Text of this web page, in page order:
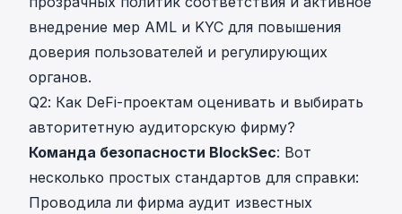
внедрение мер AML и KYC для повышения
доверия пользователей и регулирующих
органов.
Q2: Как DeFi-проектам оценивать и выбирать
авторитетную аудиторскую фирму?
Команда безопасности BlockSec: Вот
несколько простых стандартов для справки:
Проводила ли фирма аудит известных